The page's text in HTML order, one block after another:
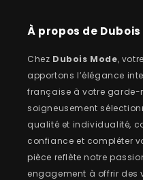
À propos de Dubois
Chez Dubois Mode,
apportons l’élégance
française à votre garde-
soigneusement
qualité et individualité,
confiance et compléter
pièce reflète notre
engagement à offrir des